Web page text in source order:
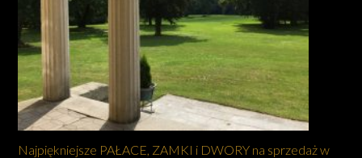
Najpiękniejsze PAŁACE, ZAMKI i DWORY na sprzedaż w